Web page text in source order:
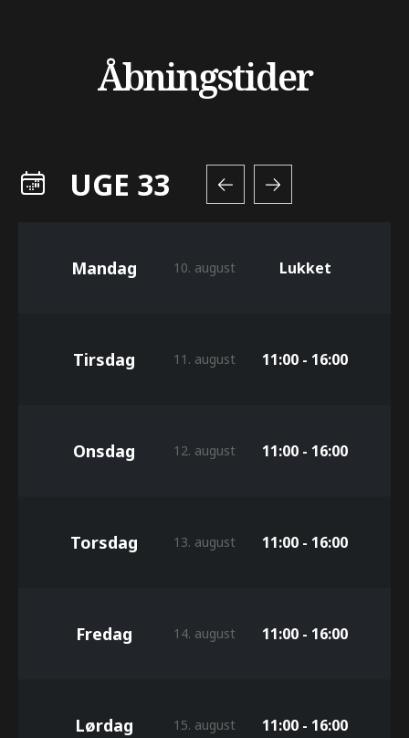
Åbningstider
UGE 33
Mandag 10. august Lukket
Tirsdag 11. august 11:00 - 16:00
Onsdag 12. august 11:00 - 16:00
Torsdag 13. august 11:00 - 16:00
Fredag 14. august 11:00 - 16:00
Lørdag 15. august 11:00 - 16:00